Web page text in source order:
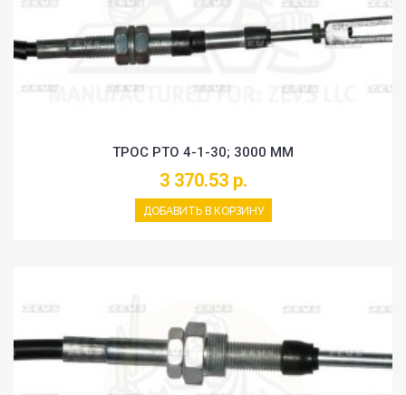
ТРОС PTO 4-1-30; 3000 MM
3 370.53 р.
ДОБАВИТЬ В КОРЗИНУ